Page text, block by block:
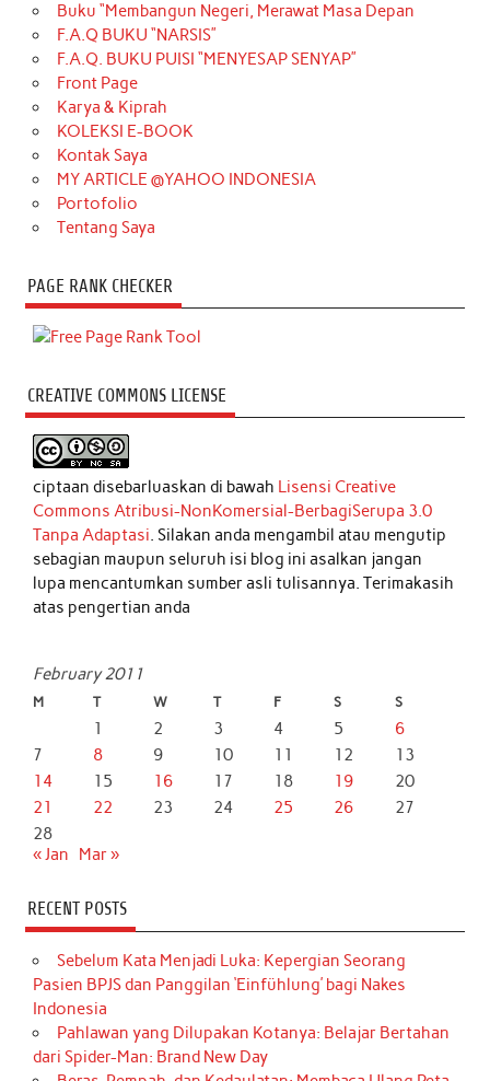
Buku “Membangun Negeri, Merawat Masa Depan
F.A.Q BUKU “NARSIS”
F.A.Q. BUKU PUISI “MENYESAP SENYAP”
Front Page
Karya & Kiprah
KOLEKSI E-BOOK
Kontak Saya
MY ARTICLE @YAHOO INDONESIA
Portofolio
Tentang Saya
PAGE RANK CHECKER
CREATIVE COMMONS LICENSE
ciptaan disebarluaskan di bawah Lisensi Creative
Commons Atribusi-NonKomersial-BerbagiSerupa 3.0
Tanpa Adaptasi. Silakan anda mengambil atau mengutip
sebagian maupun seluruh isi blog ini asalkan jangan
lupa mencantumkan sumber asli tulisannya. Terimakasih
atas pengertian anda
February 2011
M T W T F S S
1 2 3 4 5
6
7
8 9 10 11 12
13
14
15 16 17 18 19
20
21
22 23 24 25 26
27
28
« Jan
Mar »
RECENT POSTS
Sebelum Kata Menjadi Luka: Kepergian Seorang
Pasien BPJS dan Panggilan ‘Einfühlung’ bagi Nakes
Indonesia
Pahlawan yang Dilupakan Kotanya: Belajar Bertahan
dari Spider-Man: Brand New Day